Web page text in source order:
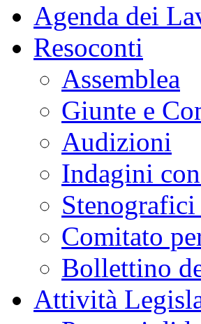
Agenda dei
Resoconti
Assemblea
Giunte e
Audizioni
Indagini
Comitato
Bollettino
Attività